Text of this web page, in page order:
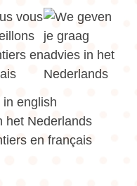
english
het Nederlands
en français